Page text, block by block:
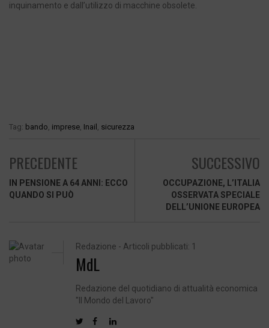
inquinamento e dall’utilizzo di macchine obsolete.
Tag: bando, imprese, Inail , sicurezza
PRECEDENTE
IN PENSIONE A 64 ANNI: ECCO
QUANDO SI PUÒ
SUCCESSIVO
OCCUPAZIONE, L’ITALIA
OSSERVATA SPECIALE
DELL’UNIONE EUROPEA
Redazione - Articoli pubblicati: 1
MdL
Redazione del quotidiano di attualità economica
"Il Mondo del Lavoro"